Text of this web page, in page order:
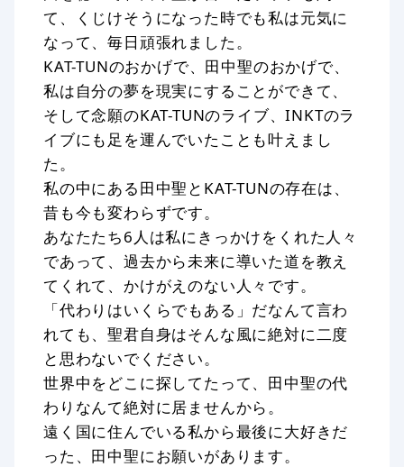
て、くじけそうになった時でも私は元気に
なって、毎日頑張れました。
KAT-TUNのおかげで、田中聖のおかげで、
私は自分の夢を現実にすることができて、
そして念願のKAT-TUNのライブ、INKTのラ
イブにも足を運んでいたことも叶えまし
た。
私の中にある田中聖とKAT-TUNの存在は、
昔も今も変わらずです。
あなたたち6人は私にきっかけをくれた人々
であって、過去から未来に導いた道を教え
てくれて、かけがえのない人々です。
「代わりはいくらでもある」だなんて言わ
れても、聖君自身はそんな風に絶対に二度
と思わないでください。
世界中をどこに探してたって、田中聖の代
わりなんて絶対に居ませんから。
遠く国に住んでいる私から最後に大好きだ
った、田中聖にお願いがあります。